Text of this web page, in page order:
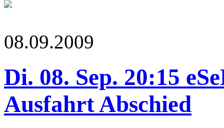
08.09.2009
Di. 08. Sep. 20:15
Ausfahrt Abschied